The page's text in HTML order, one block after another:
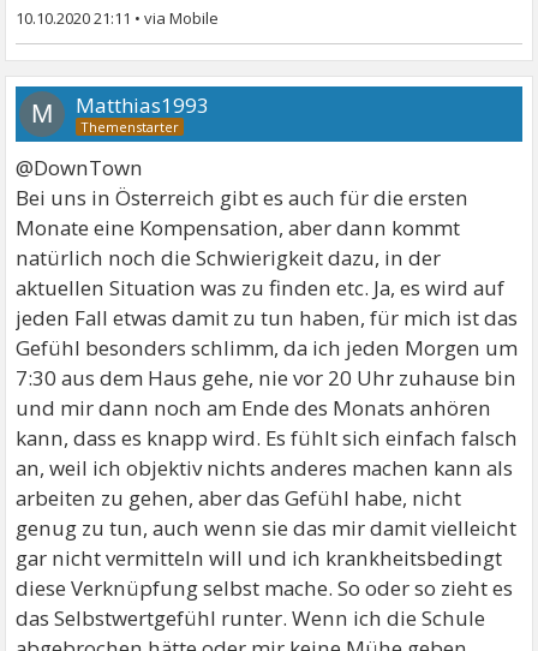
10.10.2020 21:11 •
M Matthias1993
@DownTown
Bei uns in Österreich gibt es auch für die ersten
Monate eine Kompensation, aber dann kommt
natürlich noch die Schwierigkeit dazu, in der
aktuellen Situation was zu finden etc. Ja, es wird auf
jeden Fall etwas damit zu tun haben, für mich ist das
Gefühl besonders schlimm, da ich jeden Morgen um
7:30 aus dem Haus gehe, nie vor 20 Uhr zuhause bin
und mir dann noch am Ende des Monats anhören
kann, dass es knapp wird. Es fühlt sich einfach falsch
an, weil ich objektiv nichts anderes machen kann als
arbeiten zu gehen, aber das Gefühl habe, nicht
genug zu tun, auch wenn sie das mir damit vielleicht
gar nicht vermitteln will und ich krankheitsbedingt
diese Verknüpfung selbst mache. So oder so zieht es
das Selbstwertgefühl runter. Wenn ich die Schule